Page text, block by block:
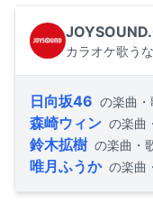
カラオケ歌う
日向坂46 の楽曲
森崎ウィン の楽曲
鈴木拡樹 の楽曲・
唯月ふうか の楽曲